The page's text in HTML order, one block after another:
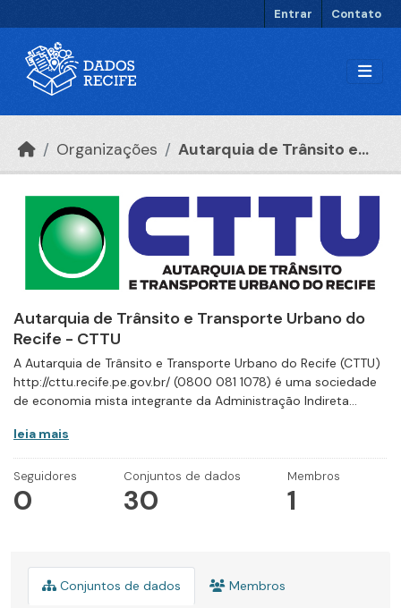
Entrar Contato
Organizações Autarquia de Trânsito e...
Autarquia de Trânsito e Transporte Urbano do
Recife - CTTU
A Autarquia de Trânsito e Transporte Urbano do Recife (CTTU)
http://cttu.recife.pe.gov.br/ (0800 081 1078) é uma sociedade
de economia mista integrante da Administração Indireta...
leia mais
Seguidores
0
Conjuntos de dados
30
Membros
1
Conjuntos de dados Membros